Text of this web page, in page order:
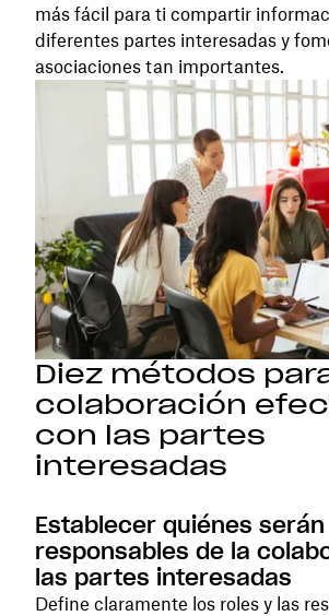
más fácil para ti compartir
diferentes partes interesadas y
asociaciones tan importantes.
Diez métodos
colaboración
con las partes
interesadas
Establecer quiénes serán
responsables de la
las partes interesadas
Define claramente los roles y las